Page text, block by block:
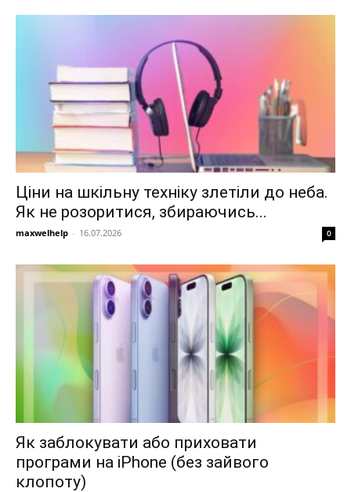
Ціни на шкільну техніку злетіли до неба.
Як не розоритися, збираючись...
maxwelhelp - 16.07.2026 0
Як заблокувати або приховати
програми на iPhone (без зайвого
клопоту)